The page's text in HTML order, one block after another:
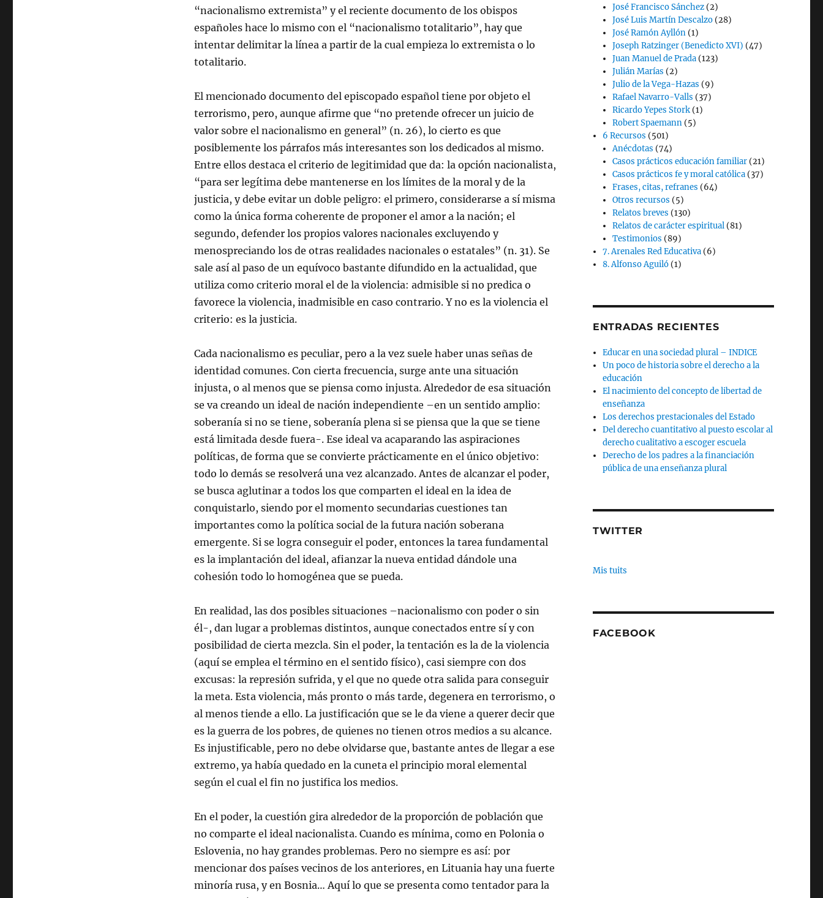
“nacionalismo extremista” y el reciente documento de los obispos
españoles hace lo mismo con el “nacionalismo totalitario”, hay que
intentar delimitar la línea a partir de la cual empieza lo extremista o lo
totalitario.
El mencionado documento del episcopado español tiene por objeto el
terrorismo, pero, aunque afirme que “no pretende ofrecer un juicio de
valor sobre el nacionalismo en general” (n. 26), lo cierto es que
posiblemente los párrafos más interesantes son los dedicados al mismo.
Entre ellos destaca el criterio de legitimidad que da: la opción nacionalista,
“para ser legítima debe mantenerse en los límites de la moral y de la
justicia, y debe evitar un doble peligro: el primero, considerarse a sí misma
como la única forma coherente de proponer el amor a la nación; el
segundo, defender los propios valores nacionales excluyendo y
menospreciando los de otras realidades nacionales o estatales” (n. 31). Se
sale así al paso de un equívoco bastante difundido en la actualidad, que
utiliza como criterio moral el de la violencia: admisible si no predica o
favorece la violencia, inadmisible en caso contrario. Y no es la violencia el
criterio: es la justicia.
Cada nacionalismo es peculiar, pero a la vez suele haber unas señas de
identidad comunes. Con cierta frecuencia, surge ante una situación
injusta, o al menos que se piensa como injusta. Alrededor de esa situación
se va creando un ideal de nación independiente –en un sentido amplio:
soberanía si no se tiene, soberanía plena si se piensa que la que se tiene
está limitada desde fuera-. Ese ideal va acaparando las aspiraciones
políticas, de forma que se convierte prácticamente en el único objetivo:
todo lo demás se resolverá una vez alcanzado. Antes de alcanzar el poder,
se busca aglutinar a todos los que comparten el ideal en la idea de
conquistarlo, siendo por el momento secundarias cuestiones tan
importantes como la política social de la futura nación soberana
emergente. Si se logra conseguir el poder, entonces la tarea fundamental
es la implantación del ideal, afianzar la nueva entidad dándole una
cohesión todo lo homogénea que se pueda.
En realidad, las dos posibles situaciones –nacionalismo con poder o sin
él-, dan lugar a problemas distintos, aunque conectados entre sí y con
posibilidad de cierta mezcla. Sin el poder, la tentación es la de la violencia
(aquí se emplea el término en el sentido físico), casi siempre con dos
excusas: la represión sufrida, y el que no quede otra salida para conseguir
la meta. Esta violencia, más pronto o más tarde, degenera en terrorismo, o
al menos tiende a ello. La justificación que se le da viene a querer decir que
es la guerra de los pobres, de quienes no tienen otros medios a su alcance.
Es injustificable, pero no debe olvidarse que, bastante antes de llegar a ese
extremo, ya había quedado en la cuneta el principio moral elemental
según el cual el fin no justifica los medios.
En el poder, la cuestión gira alrededor de la proporción de población que
no comparte el ideal nacionalista. Cuando es mínima, como en Polonia o
Eslovenia, no hay grandes problemas. Pero no siempre es así: por
mencionar dos países vecinos de los anteriores, en Lituania hay una fuerte
minoría rusa, y en Bosnia… Aquí lo que se presenta como tentador para la
José Francisco Sánchez (2)
José Luis Martín Descalzo (28)
José Ramón Ayllón (1)
Joseph Ratzinger (Benedicto XVI) (47)
Juan Manuel de Prada (123)
Julián Marías (2)
Julio de la Vega-Hazas (9)
Rafael Navarro-Valls (37)
Ricardo Yepes Stork (1)
Robert Spaemann (5)
6 Recursos (501)
Anécdotas (74)
Casos prácticos educación familiar (21)
Casos prácticos fe y moral católica (37)
Frases, citas, refranes (64)
Otros recursos (5)
Relatos breves (130)
Relatos de carácter espiritual (81)
Testimonios (89)
7. Arenales Red Educativa (6)
8. Alfonso Aguiló (1)
ENTRADAS RECIENTES
Educar en una sociedad plural – INDICE
Un poco de historia sobre el derecho a la
educación
El nacimiento del concepto de libertad de
enseñanza
Los derechos prestacionales del Estado
Del derecho cuantitativo al puesto escolar al
derecho cualitativo a escoger escuela
Derecho de los padres a la financiación
pública de una enseñanza plural
TWITTER
Mis tuits
FACEBOOK